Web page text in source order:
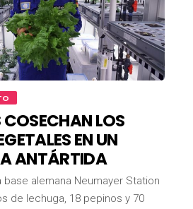
LOS
EN UN
ANTÁRTIDA
base alemana Neumayer Station
de lechuga, 18 pepinos y 70